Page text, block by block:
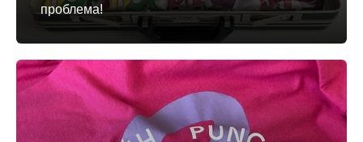
проблема!